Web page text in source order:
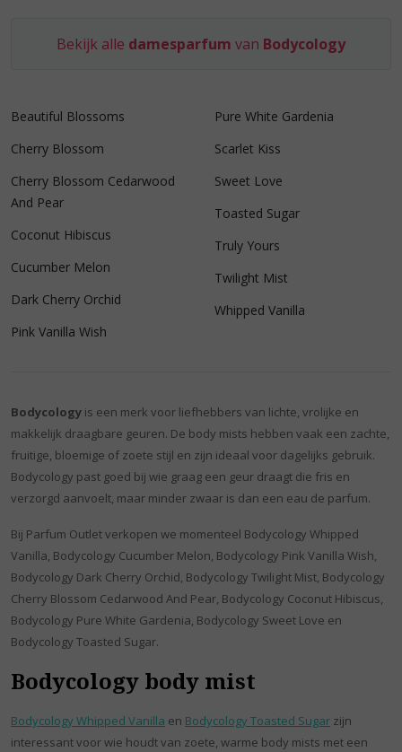
Bekijk alle damesparfum van Bodycology
Beautiful Blossoms
Cherry Blossom
Cherry Blossom Cedarwood
And Pear
Coconut Hibiscus
Cucumber Melon
Dark Cherry Orchid
Pink Vanilla Wish
Pure White Gardenia
Scarlet Kiss
Sweet Love
Toasted Sugar
Truly Yours
Twilight Mist
Whipped Vanilla
Bodycology is een merk voor liefhebbers van lichte, vrolijke en
makkelijk draagbare geuren. De body mists hebben vaak een zachte,
fruitige, bloemige of zoete stijl en zijn ideaal voor dagelijks gebruik.
Bodycology past goed bij wie graag een geur draagt die fris en
verzorgd aanvoelt, maar minder zwaar is dan een eau de parfum.
Bij Parfum Outlet verkopen we momenteel Bodycology Whipped
Vanilla, Bodycology Cucumber Melon, Bodycology Pink Vanilla Wish,
Bodycology Dark Cherry Orchid, Bodycology Twilight Mist, Bodycology
Cherry Blossom Cedarwood And Pear, Bodycology Coconut Hibiscus,
Bodycology Pure White Gardenia, Bodycology Sweet Love en
Bodycology Toasted Sugar.
Bodycology body mist
Bodycology Whipped Vanilla en Bodycology Toasted Sugar zijn
interessant voor wie houdt van zoete, warme body mists met een